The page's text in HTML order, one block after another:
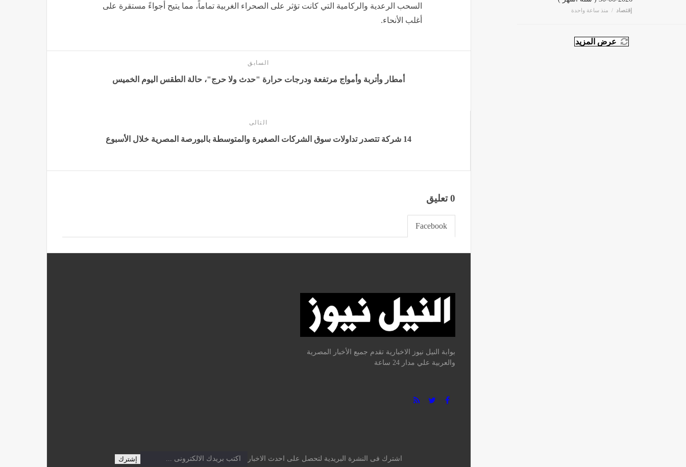
منذ ساعة واحدة
عرض المزيد
السحب الرعدية والركامية التي كانت تؤثر على الصحراء الغربية تماماً، مما يتيح أجواءً مستقرة على
أغلب الأنحاء.
السابق
أمطار وأتربة وأمواج مرتفعة ودرجات حرارة "حدث ولا حرج"، حالة الطقس اليوم الخميس
التالى
14 شركة تتصدر تداولات سوق الشركات الصغيرة والمتوسطة بالبورصة المصرية خلال الأسبوع
0 تعليق
Facebook
بوابة النيل نيوز الاخبارية تقدم جميع الأخبار المصرية
والعربية علي مدار 24 ساعة
اشترك فى النشرة البريدية لتحصل على احدث الاخبار